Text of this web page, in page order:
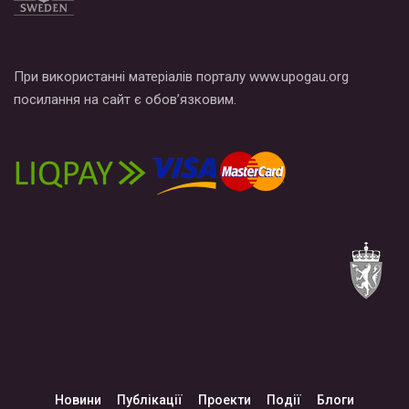
При використанні матеріалів порталу www.upogau.org
посилання на сайт є обов’язковим.
Новини Публікації Проекти Події Блоги